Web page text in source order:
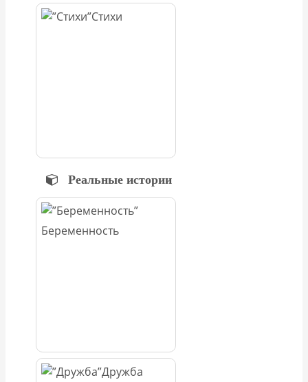
Стихи
Реальные истории
Беременность
Дружба